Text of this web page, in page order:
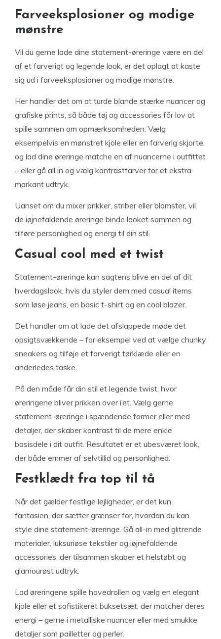
Farveeksplosioner og modige
mønstre
Vil du gerne lade dine statement-øreringe være en del
af et farverigt og legende look, er det oplagt at kaste
sig ud i farveeksplosioner og modige mønstre.
Her handler det om at turde blande stærke nuancer og
grafiske prints, så både tøj og accessories får lov at
spille sammen om opmærksomheden. Vælg
eksempelvis en mønstret kjole eller en farverig skjorte,
og lad dine øreringe matche en af nuancerne i outfittet
– eller gå all in og vælg kontrastfarver for et ekstra
markant udtryk.
Uanset om du mixer prikker, striber eller blomster, vil
de iøjnefaldende øreringe binde looket sammen og
tilføre personlighed og energi til din stil.
Casual cool med et twist
Statement-øreringe kan sagtens blive en del af dit
hverdagslook, hvis du styler dem med casual items
som løse jeans, en basic t-shirt og en cool blazer.
Det handler om at lade det afslappede møde det
opsigtsvækkende – for eksempel ved at vælge chunky
sneakers og tilføje et farverigt tørklæde eller en
anderledes taske.
På den måde får din stil et legende twist, hvor
øreringene bliver prikken over i’et. Vælg gerne
statement-øreringe i spændende former eller med
detaljer, der skaber kontrast til de mere enkle
basisdele i dit outfit. Resultatet er et ubesværet look,
der både emmer af selvtillid og personlighed.
Festklædt fra top til tå
Når det gælder festlige lejligheder, er det kun
fantasien, der sætter grænser for, hvordan du kan
style dine statement-øreringe. Gå all-in med glitrende
materialer, luksuriøse tekstiler og iøjnefaldende
accessories, der tilsammen skaber et helstøbt og
glamourøst udtryk.
Lad øreringene spille hovedrollen og vælg en elegant
kjole eller et sofistikeret buksetsæt, der matcher deres
energi – gerne i metalliske nuancer eller med smukke
detaljer som pailletter og perler.